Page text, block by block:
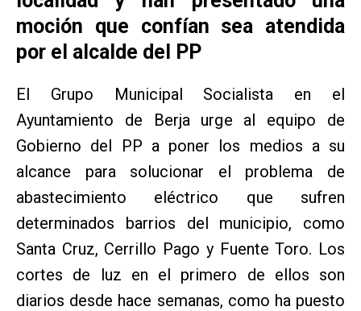
moción que confían sea atendida
por el alcalde del PP
El Grupo Municipal Socialista en el
Ayuntamiento de Berja urge al equipo de
Gobierno del PP a poner los medios a su
alcance para solucionar el problema de
abastecimiento eléctrico que sufren
determinados barrios del municipio, como
Santa Cruz, Cerrillo Pago y Fuente Toro. Los
cortes de luz en el primero de ellos son
diarios desde hace semanas, como ha puesto